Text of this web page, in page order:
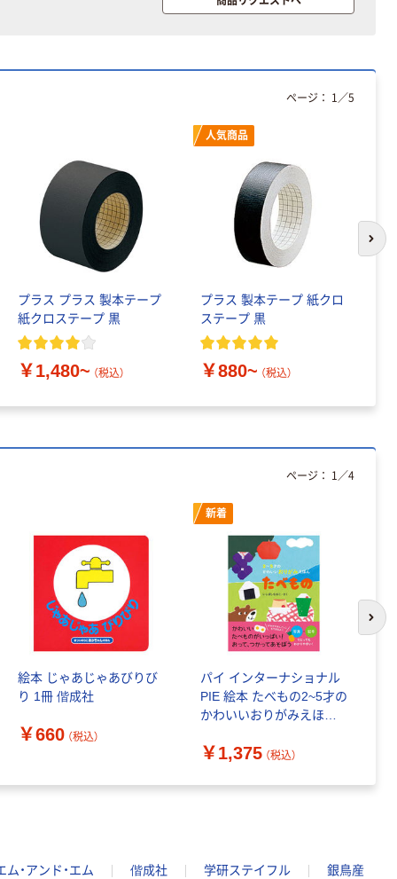
プラス プラス 製本テープ
紙クロステープ 黒
￥1,480~ （税込）
人気商品
プラス 製本テープ 紙クロ
ステープ 黒
￥880~ （税込）
ページ： 1 ／5
次
絵本 じゃあじゃあびりび
り 1冊 偕成社
￥660 （税込）
新着
パイ インターナショナル
PIE 絵本 たべもの2~5才の
かわいいおりがみえほん
￥1,375 （税込）
ページ： 1 ／4
次
ム・アンド・エム 偕成社 学研ステイフル
銀鳥産
アスクル トイ
トイレシート
オリジナル
本気プライス
アスクル フラッ
トファイル エコ
ノミータイプ
A4タテ(コクヨ
￥115~
証